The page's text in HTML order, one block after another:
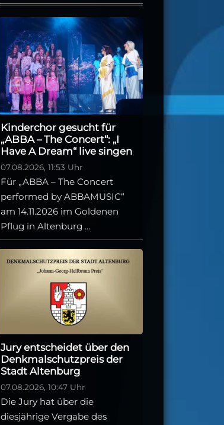
Kinderchor gesucht für
„ABBA – The Concert“: „I
Have A Dream“ live singen
07.08.2026, 11:53 Uhr
Für „ABBA – The Concert
performed by ABBAMUSIC“
am 14.11.2026 im Goldenen
Pflug in Altenburg ...
Jury entscheidet über den
Denkmalschutzpreis der
Stadt Altenburg
07.08.2026, 10:47 Uhr
Die Jury hat über die
diesjährige Vergabe des